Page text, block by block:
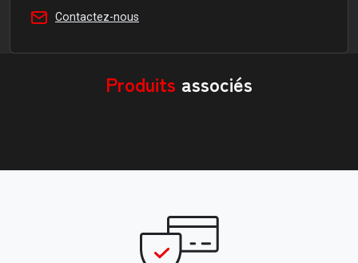
Contactez-nous
Produits associés